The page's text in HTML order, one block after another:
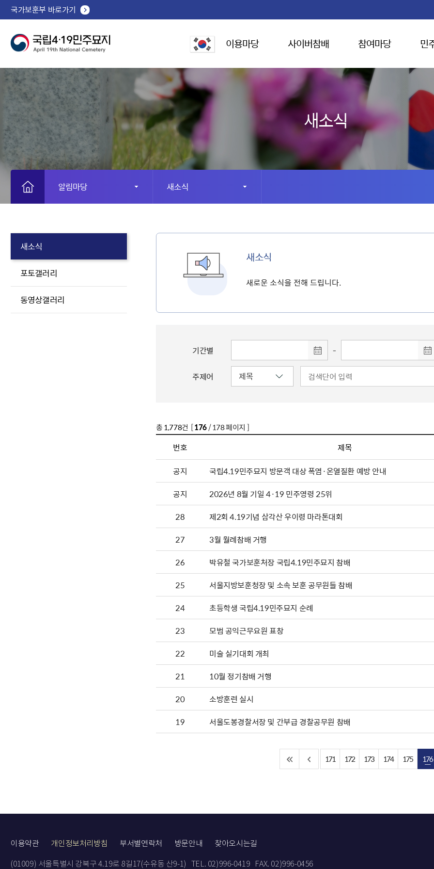
국가보훈부 바로가기
이용마당 사이버참배 참여마당 민
새소식
알림마당 새소식
새소식
포토갤러리
동영상갤러리
새소식
새로운 소식을 전해 드립니다.
기간별 -
주제어
총1,778건 [176/ 178 페이지 ]
번호 제목
공지
국립4.19민주묘지 방문객 대상 폭염·온열질환 예방 안내
공지
2026년 8월 기일 4·19 민주영령 25위
28
제2회 4.19기념 삼각산 우이령 마라톤대회
27
3월 월례참배 거행
26
박유철 국가보훈처장 국립4.19민주묘지 참배
25
서울지방보훈청장 및 소속 보훈 공무원들 참배
24
초등학생 국립4.19민주묘지 순례
23
모범 공익근무요원 표창
22
미술 실기대회 개최
21
10월 정기참배 거행
20
소방훈련 실시
19
서울도봉경찰서장 및 간부급 경찰공무원 참배
171 172 173 174 175 176
이용약관 개인정보처리방침 부서별연락처 방문안내 찾아오시는길
(01009) 서울특별시 강북구 4.19로 8길17(수유동 산9-1) TEL. 02)996-0419 FAX. 02)996-0456